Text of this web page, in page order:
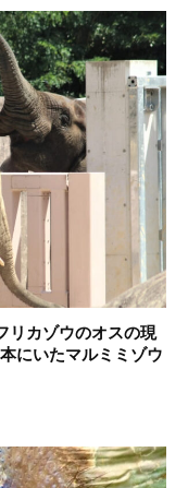
リカゾウのオスの現
にいたマルミミゾウ